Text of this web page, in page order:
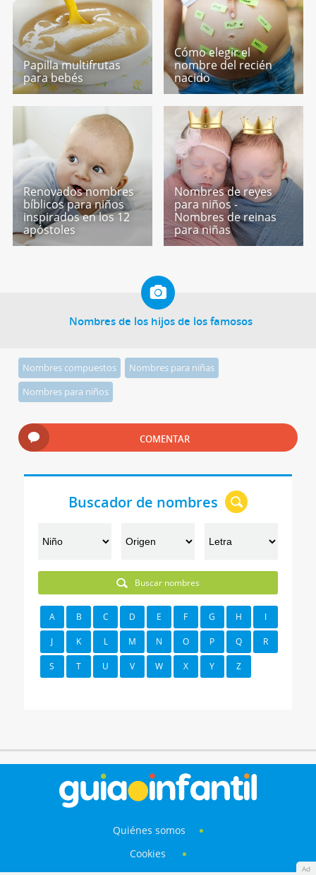
Papilla multifrutas
para bebés
Cómo elegir el
nombre del recién
nacido
Renovados nombres
bíblicos para niños
inspirados en los 12
apóstoles
Nombres de reyes
para niños -
Nombres de reinas
para niñas
Nombres de los hijos de los famosos
Nombres compuestos
Nombres para niñas
Nombres para niños
COMENTAR
Buscador de nombres
Buscar nombres
A B C D E F G H I
J K L M N O P Q R
S T U V W X Y Z
Ad
Quiénes somos
Cookies